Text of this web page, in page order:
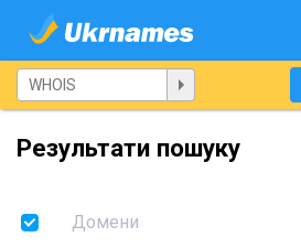
Результати пошуку
Домени